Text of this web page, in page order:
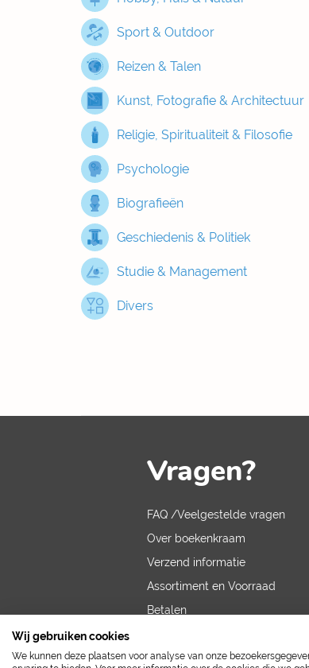
Sport & Outdoor
Reizen & Talen
Kunst, Fotografie & Architectuur
Religie, Spiritualiteit & Filosofie
Psychologie
Biografieën
Geschiedenis & Politiek
Studie & Management
Divers
Vragen?
FAQ /Veelgestelde vragen
Over boekenkraam
Verzend informatie
Assortiment en Voorraad
Betalen
Wij gebruiken cookies
We kunnen deze plaatsen voor analyse van onze